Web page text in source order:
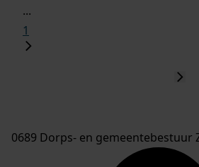
...
1
0689 Dorps- en gemeentebestuur